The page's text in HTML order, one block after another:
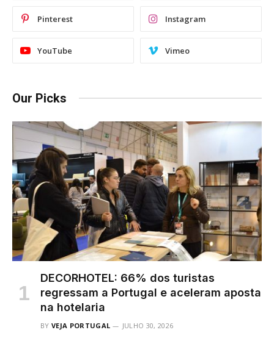
Pinterest Instagram
YouTube Vimeo
Our Picks
DECORHOTEL: 66% dos turistas
regressam a Portugal e aceleram aposta
na hotelaria
BY VEJA PORTUGAL JULHO 30, 2026